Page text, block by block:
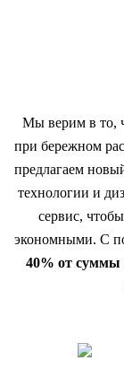
Мы верим в то,
при бережном
предлагаем
технологии и
сервис,
экономными. С
40% от суммы